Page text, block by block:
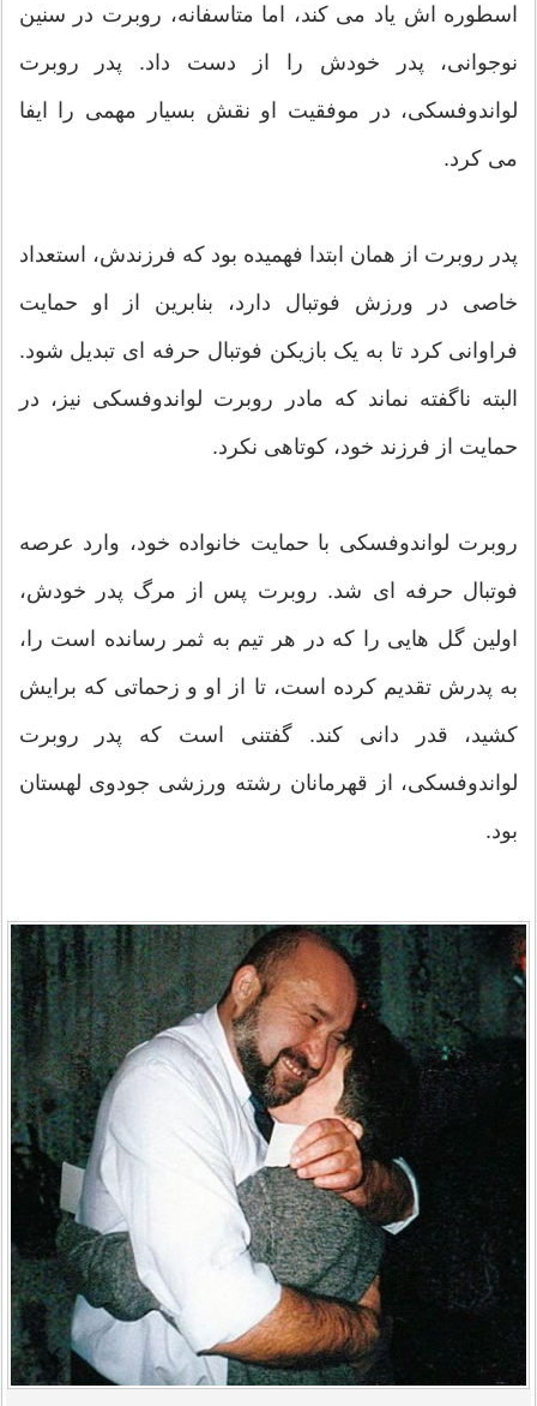
اسطوره اش یاد می کند، اما متاسفانه، روبرت در سنین
نوجوانی، پدر خودش را از دست داد. پدر روبرت
لواندوفسکی، در موفقیت او نقش بسیار مهمی را ایفا
می کرد.
پدر روبرت از همان ابتدا فهمیده بود که فرزندش، استعداد
خاصی در ورزش فوتبال دارد، بنابرین از او حمایت
فراوانی کرد تا به یک بازیکن فوتبال حرفه ای تبدیل شود.
البته ناگفته نماند که مادر روبرت لواندوفسکی نیز، در
حمایت از فرزند خود، کوتاهی نکرد.
روبرت لواندوفسکی با حمایت خانواده خود، وارد عرصه
فوتبال حرفه ای شد. روبرت پس از مرگ پدر خودش،
اولین گل هایی را که در هر تیم به ثمر رسانده است را،
به پدرش تقدیم کرده است، تا از او و زحماتی که برایش
کشید، قدر دانی کند. گفتنی است که پدر روبرت
لواندوفسکی، از قهرمانان رشته ورزشی جودوی لهستان
بود.